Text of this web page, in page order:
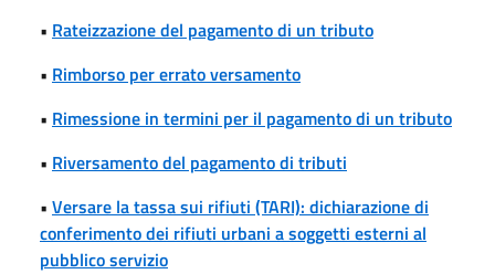
• Rateizzazione del pagamento di un tributo
• Rimborso per errato versamento
• Rimessione in termini per il pagamento di un tributo
• Riversamento del pagamento di tributi
• Versare la tassa sui rifiuti (TARI): dichiarazione di
conferimento dei rifiuti urbani a soggetti esterni al
pubblico servizio